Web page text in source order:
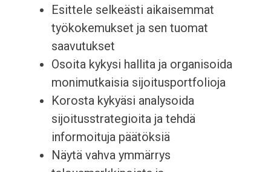
Esittele selkeästi aikaisemmat
työkokemukset ja sen tuomat
saavutukset
Osoita kykysi hallita ja organisoida
monimutkaisia ​​sijoitusportfolioja
Korosta kykyäsi analysoida
sijoitusstrategioita ja tehdä
informoituja päätöksiä
Näytä vahva ymmärrys